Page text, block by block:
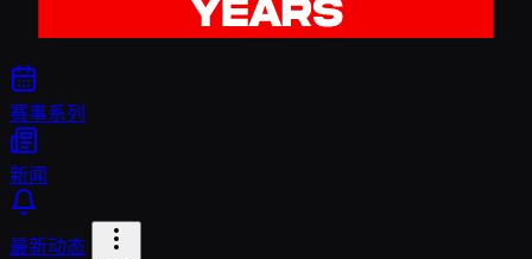
赛事系列
新闻
最新动态